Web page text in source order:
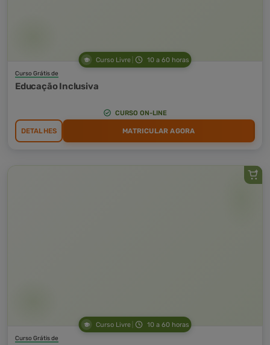
Curso Livre 10 a 60 horas
Curso Grátis de
Educação Inclusiva
CURSO ON-LINE
DETALHES MATRICULAR AGORA
Curso Livre 10 a 60 horas
Curso Grátis de